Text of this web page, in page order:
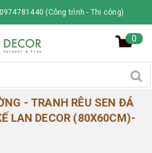
(Công trình - Thi công)
0
- TRANH RÊU SEN ĐÁ
LAN DECOR (80X60CM)-